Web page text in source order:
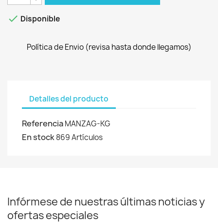
 Disponible
Política de Envio (revisa hasta donde llegamos)
Detalles del producto
ReferenciaMANZAG-KG
En stock869 Artículos
Infórmese de nuestras últimas noticias y
ofertas especiales